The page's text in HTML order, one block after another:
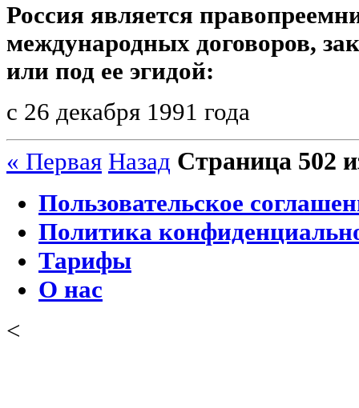
Россия является
международных договоров,
или под ее эгидой:
с 26 декабря 1991 года
« Первая Назад Страница 502
Пользовательское
Политика
Тарифы
О нас
<